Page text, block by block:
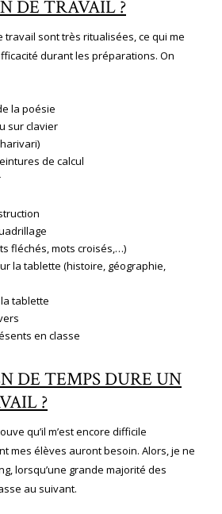
DE TRAVAIL ?
travail sont très ritualisées, ce qui me
durant les préparations. On
la poésie
sur clavier
de calcul
fléchés, mots croisés,…)
la tablette (histoire, géographie,
tablette
en classe
DE TEMPS DURE UN
?
qu’il m’est encore difficile
mes élèves auront besoin. Alors, je ne
lorsqu’une grande majorité des
au suivant.